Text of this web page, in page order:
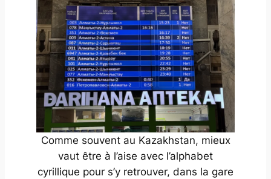
Comme souvent au Kazakhstan, mieux
vaut être à l’aise avec l’alphabet
cyrillique pour s’y retrouver, dans la gare